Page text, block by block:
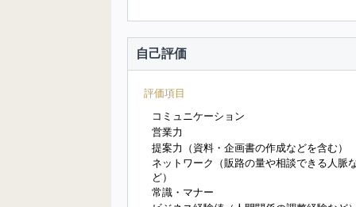
自己評価
評価項目
コミュニケーション
営業力
提案力（資料・企画書の作成などを含む）
ネットワーク（販路の量や相談できる人脈
ど）
常識・マナー